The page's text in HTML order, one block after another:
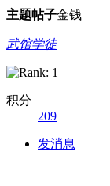
主题帖子金钱
武馆学徒
积分
209
发消息